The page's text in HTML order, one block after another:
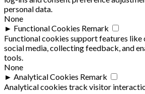
personal data.
None
► Functional Cookies Remark
Functional cookies support features like
social media, collecting feedback, and
tools.
None
► Analytical Cookies Remark
Analytical cookies track visitor